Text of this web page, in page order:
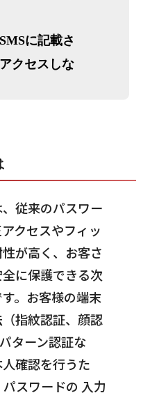
に記載さ
クセスしな
従来のパスワー
クセスやフィッ
が高く、お客さ
に保護できる次
。お客様の端末
指紋認証、顔認
ターン認証な
確認を行うた
スワードの 入力